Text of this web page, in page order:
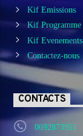
Kif Emissions
Kif Programme
Kif Evenements
Contactez-nous
CONTACTS
0692873951